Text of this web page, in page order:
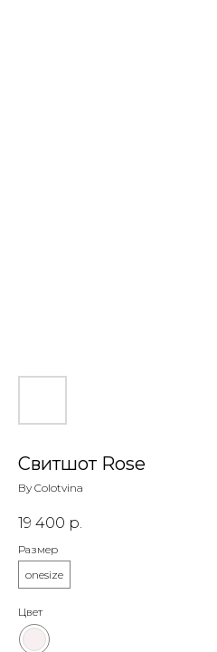
Свитшот Rose
By Colotvina
19 400 р.
Размер
onesize
Цвет